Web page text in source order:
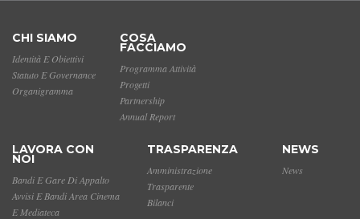
CHI SIAMO
Identità E Obiettivi
Statuto E Governance
Organigramma
COSA
FACCIAMO
Programma Attività
Progetti
Partnership
Annual Report
LAVORA CON
NOI
Bandi E Gare Di Appalto
Avvisi E Bandi Area Cinema
E Mediateca
TRASPARENZA
Amministrazione
Trasparente
Bilanci
NEWS
News